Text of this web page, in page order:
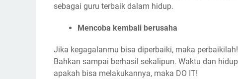
sebagai guru terbaik dalam hidup.
Mencoba kembali berusaha
Jika kegagalanmu bisa diperbaiki, maka
Bahkan sampai berhasil sekalipun. Waktu dan
apakah bisa melakukannya, maka DO IT!